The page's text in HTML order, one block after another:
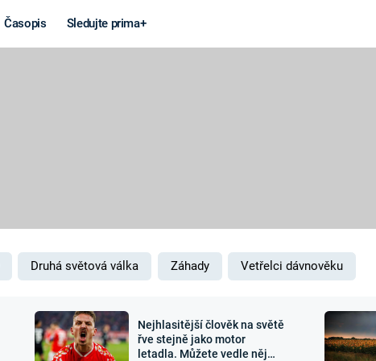
Časopis Sledujte prima+
MARS
Záhady a
Zajímavosti
Druhá světová válka Záhady Vetřelci dávnověku
Nejhlasitější člověk na světě
řve stejně jako motor
letadla. Můžete vedle něj